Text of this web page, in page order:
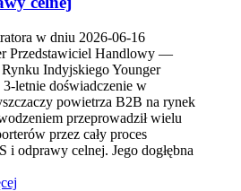
w dniu 2026-06-16
Przedstawiciel Handlowy —
Rynku Indyjskiego Younger
3-letnie doświadczenie w
powietrza B2B na rynek
przeprowadził wielu
przez cały proces
i odprawy celnej. Jego dogłębna